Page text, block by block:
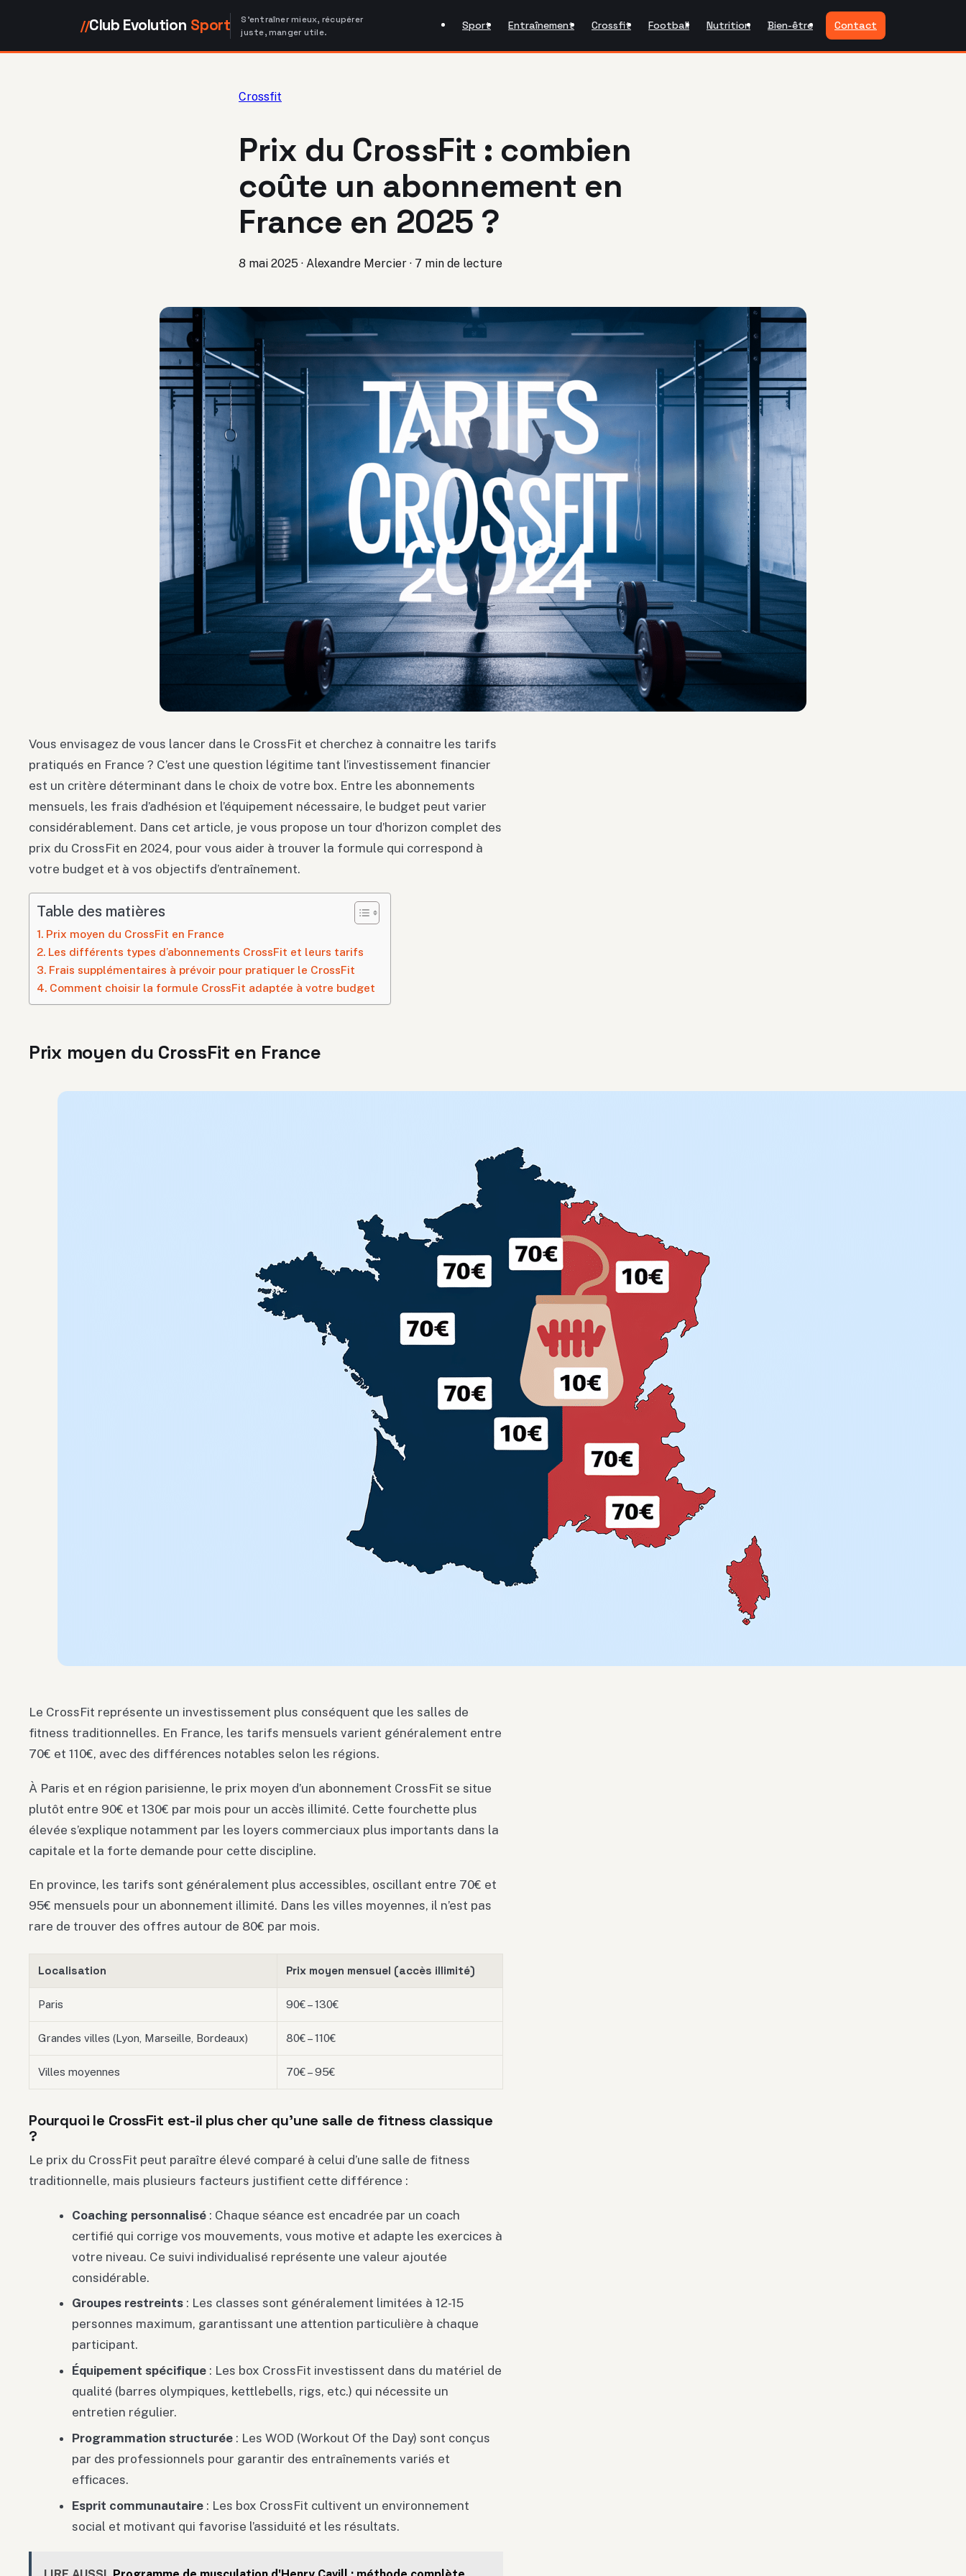
//Club Evolution Sport
S'entraîner mieux, récupérer
juste, manger utile.
Sport Entraînement Crossfit Football Nutrition Bien-être Contact
Crossfit
Prix du CrossFit : combien
coûte un abonnement en
France en 2025 ?
8 mai 2025 · Alexandre Mercier · 7 min de lecture
Vous envisagez de vous lancer dans le CrossFit et cherchez à connaitre les tarifs
pratiqués en France ? C’est une question légitime tant l’investissement financier
est un critère déterminant dans le choix de votre box. Entre les abonnements
mensuels, les frais d’adhésion et l’équipement nécessaire, le budget peut varier
considérablement. Dans cet article, je vous propose un tour d’horizon complet des
prix du CrossFit en 2024, pour vous aider à trouver la formule qui correspond à
votre budget et à vos objectifs d’entraînement.
Table des matières
Prix moyen du CrossFit en France
Les différents types d’abonnements CrossFit et leurs tarifs
Frais supplémentaires à prévoir pour pratiquer le CrossFit
Comment choisir la formule CrossFit adaptée à votre budget
Prix moyen du CrossFit en France
Le CrossFit représente un investissement plus conséquent que les salles de
fitness traditionnelles. En France, les tarifs mensuels varient généralement entre
70€ et 110€, avec des différences notables selon les régions.
À Paris et en région parisienne, le prix moyen d’un abonnement CrossFit se situe
plutôt entre 90€ et 130€ par mois pour un accès illimité. Cette fourchette plus
élevée s’explique notamment par les loyers commerciaux plus importants dans la
capitale et la forte demande pour cette discipline.
En province, les tarifs sont généralement plus accessibles, oscillant entre 70€ et
95€ mensuels pour un abonnement illimité. Dans les villes moyennes, il n’est pas
rare de trouver des offres autour de 80€ par mois.
Localisation Prix moyen mensuel (accès illimité)
Paris 90€ – 130€
Grandes villes (Lyon, Marseille, Bordeaux) 80€ – 110€
Villes moyennes 70€ – 95€
Pourquoi le CrossFit est-il plus cher qu’une salle de fitness classique
?
Le prix du CrossFit peut paraître élevé comparé à celui d’une salle de fitness
traditionnelle, mais plusieurs facteurs justifient cette différence :
Coaching personnalisé : Chaque séance est encadrée par un coach
certifié qui corrige vos mouvements, vous motive et adapte les exercices à
votre niveau. Ce suivi individualisé représente une valeur ajoutée
considérable.
Groupes restreints : Les classes sont généralement limitées à 12-15
personnes maximum, garantissant une attention particulière à chaque
participant.
Équipement spécifique : Les box CrossFit investissent dans du matériel de
qualité (barres olympiques, kettlebells, rigs, etc.) qui nécessite un
entretien régulier.
Programmation structurée : Les WOD (Workout Of the Day) sont conçus
par des professionnels pour garantir des entraînements variés et
efficaces.
Esprit communautaire : Les box CrossFit cultivent un environnement
social et motivant qui favorise l’assiduité et les résultats.